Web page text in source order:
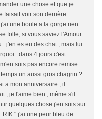
une chose et que je
faisait voir son derrière
une boule a la gorge rien
folle, si vous saviez l'Amour
. j'en es eu des chat , mais lui
. dans 4 jours c'est
suis pas encore remise.
un aussi gros chagrin ?
a mon anniversaire , il
, je l'aime bien , même s'il
quelques chose j'en suis sur
" j'ai une peur bleu de